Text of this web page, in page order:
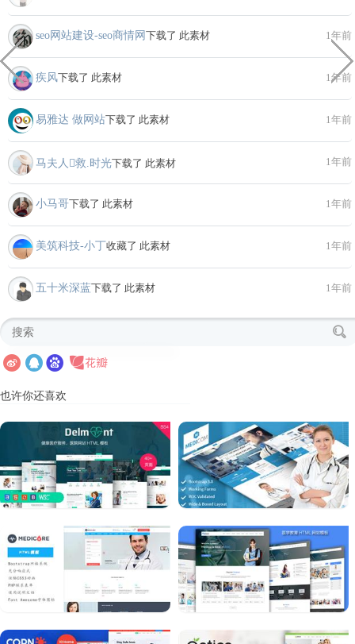
seo网站建设-seo商情网 下载了 此素材 1年前
疾风下载了 此素材 1年前
易雅达 做网站下载了 此素材 1年前
马夫人救.时光下载了 此素材 1年前
小马哥下载了 此素材 1年前
美筑科技-小丁收藏了 此素材 1年前
五十米深蓝下载了 此素材 1年前
也许你还喜欢